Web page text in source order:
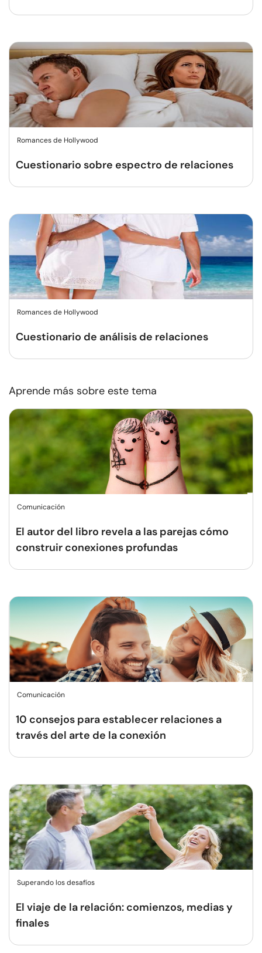
Romances de Hollywood
Cuestionario sobre espectro de relaciones
Romances de Hollywood
Cuestionario de análisis de relaciones
Aprende más sobre este tema
Comunicación
El autor del libro revela a las parejas cómo
construir conexiones profundas
Comunicación
10 consejos para establecer relaciones a
través del arte de la conexión
Superando los desafíos
El viaje de la relación: comienzos, medias y
finales